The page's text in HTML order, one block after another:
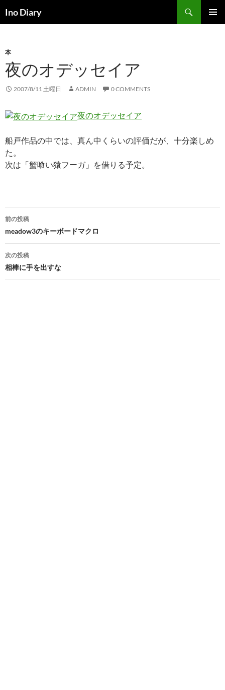
ン
ツ
へ
キ
プ
Ino Diary
索
本
夜のオデッセイア
2007/8/11 土曜日 ADMIN 0 COMMENTS
夜のオデッセイア
船戸作品の中では、真ん中くらいの評価だが、十分楽しめ
た。
次は「蟹喰い猿フーガ」を借りる予定。
投
稿
ナ
ビ
ゲ
前の投稿
meadow3のキーボードマクロ
次の投稿
相棒に手を出すな